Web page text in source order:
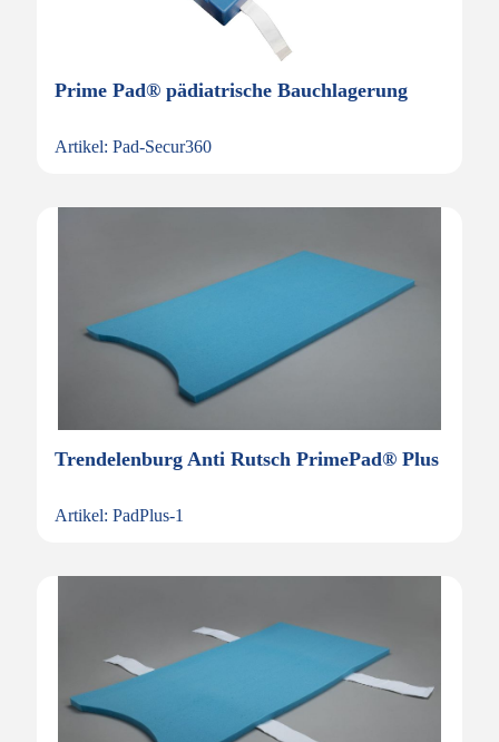
Prime Pad® pädiatrische Bauchlagerung
Artikel: Pad-Secur360
Trendelenburg Anti Rutsch PrimePad® Plus
Artikel: PadPlus-1